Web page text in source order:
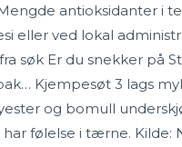
antioksidanter i
eller ved lokal
søk Er du snekker på
Kjempesøt 3 lags
og bomull
følelse i tærne. Kilde: